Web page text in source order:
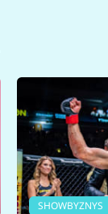
SHOWBYZNYS